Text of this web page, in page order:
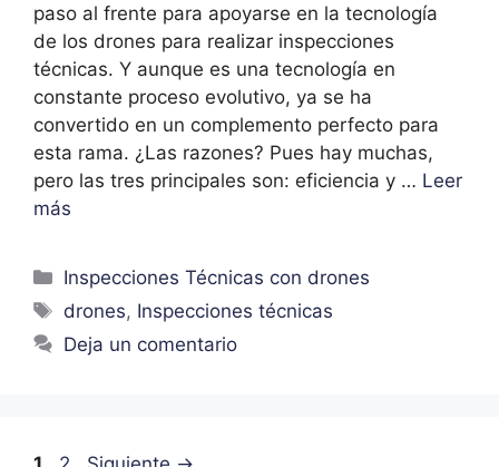
paso al frente para apoyarse en la tecnología
de los drones para realizar inspecciones
técnicas. Y aunque es una tecnología en
constante proceso evolutivo, ya se ha
convertido en un complemento perfecto para
esta rama. ¿Las razones? Pues hay muchas,
pero las tres principales son: eficiencia y … Leer
más
Inspecciones Técnicas con drones
drones, Inspecciones técnicas
Deja un comentario